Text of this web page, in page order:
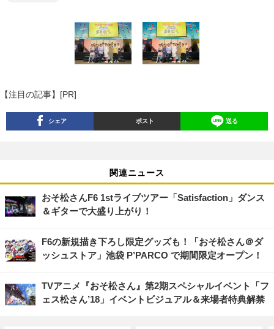
【注目の記事】[PR]
シェア ポスト 送る
関連ニュース
おそ松さんF6 1stライブツアー「Satisfaction」ダンス
＆ギターで大盛り上がり！
F6の新規描き下ろし限定グッズも！「おそ松さん＠ダ
ッシュストア」池袋 P’PARCO で期間限定オープン！
TVアニメ『おそ松さん』第2期スペシャルイベント「フ
ェス松さん’18」イベントビジュアル＆来場者特典解禁